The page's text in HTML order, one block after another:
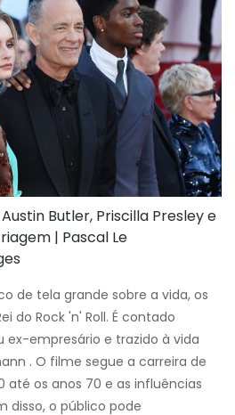
Butler, Priscilla Presley e
| Pascal Le
de tela grande sobre a vida, os
do Rock 'n' Roll. É contado
ex-empresário e trazido à vida
. O filme segue a carreira de
até os anos 70 e as influências
disso, o público pode